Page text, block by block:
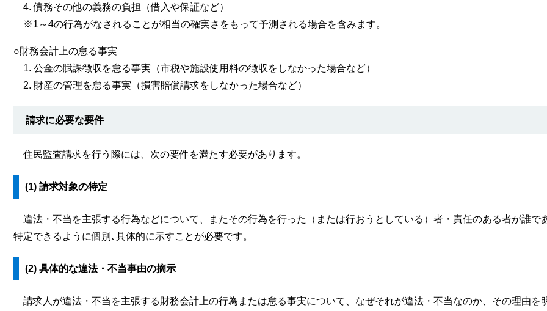
4. 債務その他の義務の負担（借入や保証など）
※1～4の行為がなされることが相当の確実さをもって予測される場合を含みます。
○財務会計上の怠る事実
1. 公金の賦課徴収を怠る事実（市税や施設使用料の徴収をしなかった場合など）
2. 財産の管理を怠る事実（損害賠償請求をしなかった場合など）​
請求に必要な要件
住民監査請求を行う際には、次の要件を満たす必要があります。
​(1) 請求対象の特定​
違法・不当を主張する行為などについて、またその行為を行った（または行おうとしている）者・責任のある者が誰で
特定できるように個別､具体的に示すことが必要です。
(2) 具体的な違法・不当事由の摘示
請求人が違法・不当を主張する財務会計上の行為または怠る事実について、なぜそれが違法・不当なのか、その理由を